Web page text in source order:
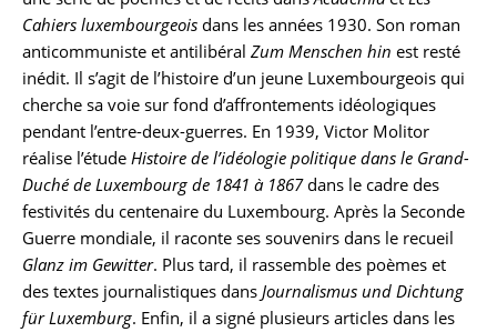
Cahiers luxembourgeois dans les années 1930. Son roman
anticommuniste et antilibéral Zum Menschen hin est resté
inédit. Il s’agit de l’histoire d’un jeune Luxembourgeois qui
cherche sa voie sur fond d’affrontements idéologiques
pendant l’entre-deux-guerres. En 1939, Victor Molitor
réalise l’étude Histoire de l’idéologie politique dans le Grand-
Duché de Luxembourg de 1841 à 1867dans le cadre des
festivités du centenaire du Luxembourg. Après la Seconde
Guerre mondiale, il raconte ses souvenirs dans le recueil
Glanz im Gewitter. Plus tard, il rassemble des poèmes et
des textes journalistiques dans Journalismus und Dichtung
für Luxemburg. Enfin, il a signé plusieurs articles dans les